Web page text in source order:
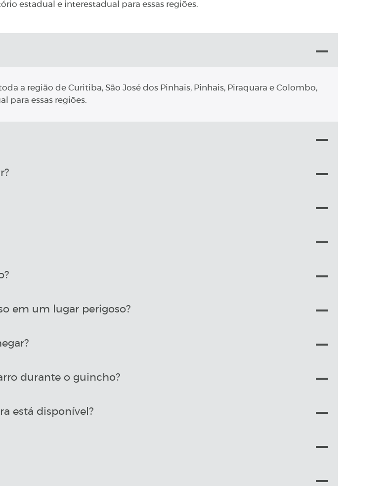
estadual e interestadual para essas regiões.
a região de Curitiba, São José dos Pinhais, Pinhais, Piraquara e Colombo,
para essas regiões.
em um lugar perigoso?
durante o guincho?
está disponível?